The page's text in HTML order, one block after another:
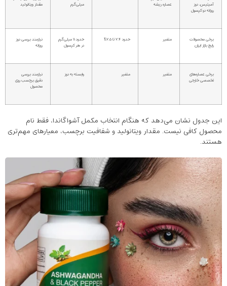
آمیتیس، دوز
روزانه دو کپسول
عصاره ریشه
میلی‌گرم
مقدار ویتانولید
برخی محصولات
رایج بازار ایران
متغیر حدود ۲.۴ تا ۲.۵٪
حدود ۱۱ میلی‌گرم
در هر کپسول
نیازمند بررسی دوز
روزانه
برخی عصاره‌های
تخصصی خارجی
متغیر متغیر وابسته به دوز
نیازمند بررسی
دقیق برچسب روی
محصول
این جدول نشان می‌دهد که هنگام انتخاب مکمل آشواگاندا، فقط نام
محصول کافی نیست. مقدار ویتانولید و شفافیت برچسب، معیارهای مهم‌تری
هستند.